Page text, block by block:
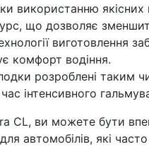
використанню якісних
що дозволяє
виготовлення
комфорт водіння.
розроблені таким
інтенсивного
ви можете бути
автомобілів, які